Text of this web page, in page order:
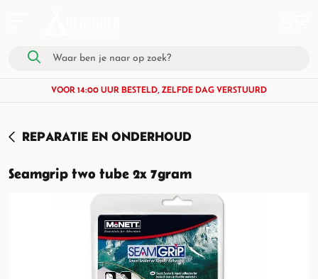
VOOR 14:00 UUR BESTELD, ZELFDE DAG VERSTUURD
REPARATIE EN ONDERHOUD
Seamgrip two tube 2x 7gram